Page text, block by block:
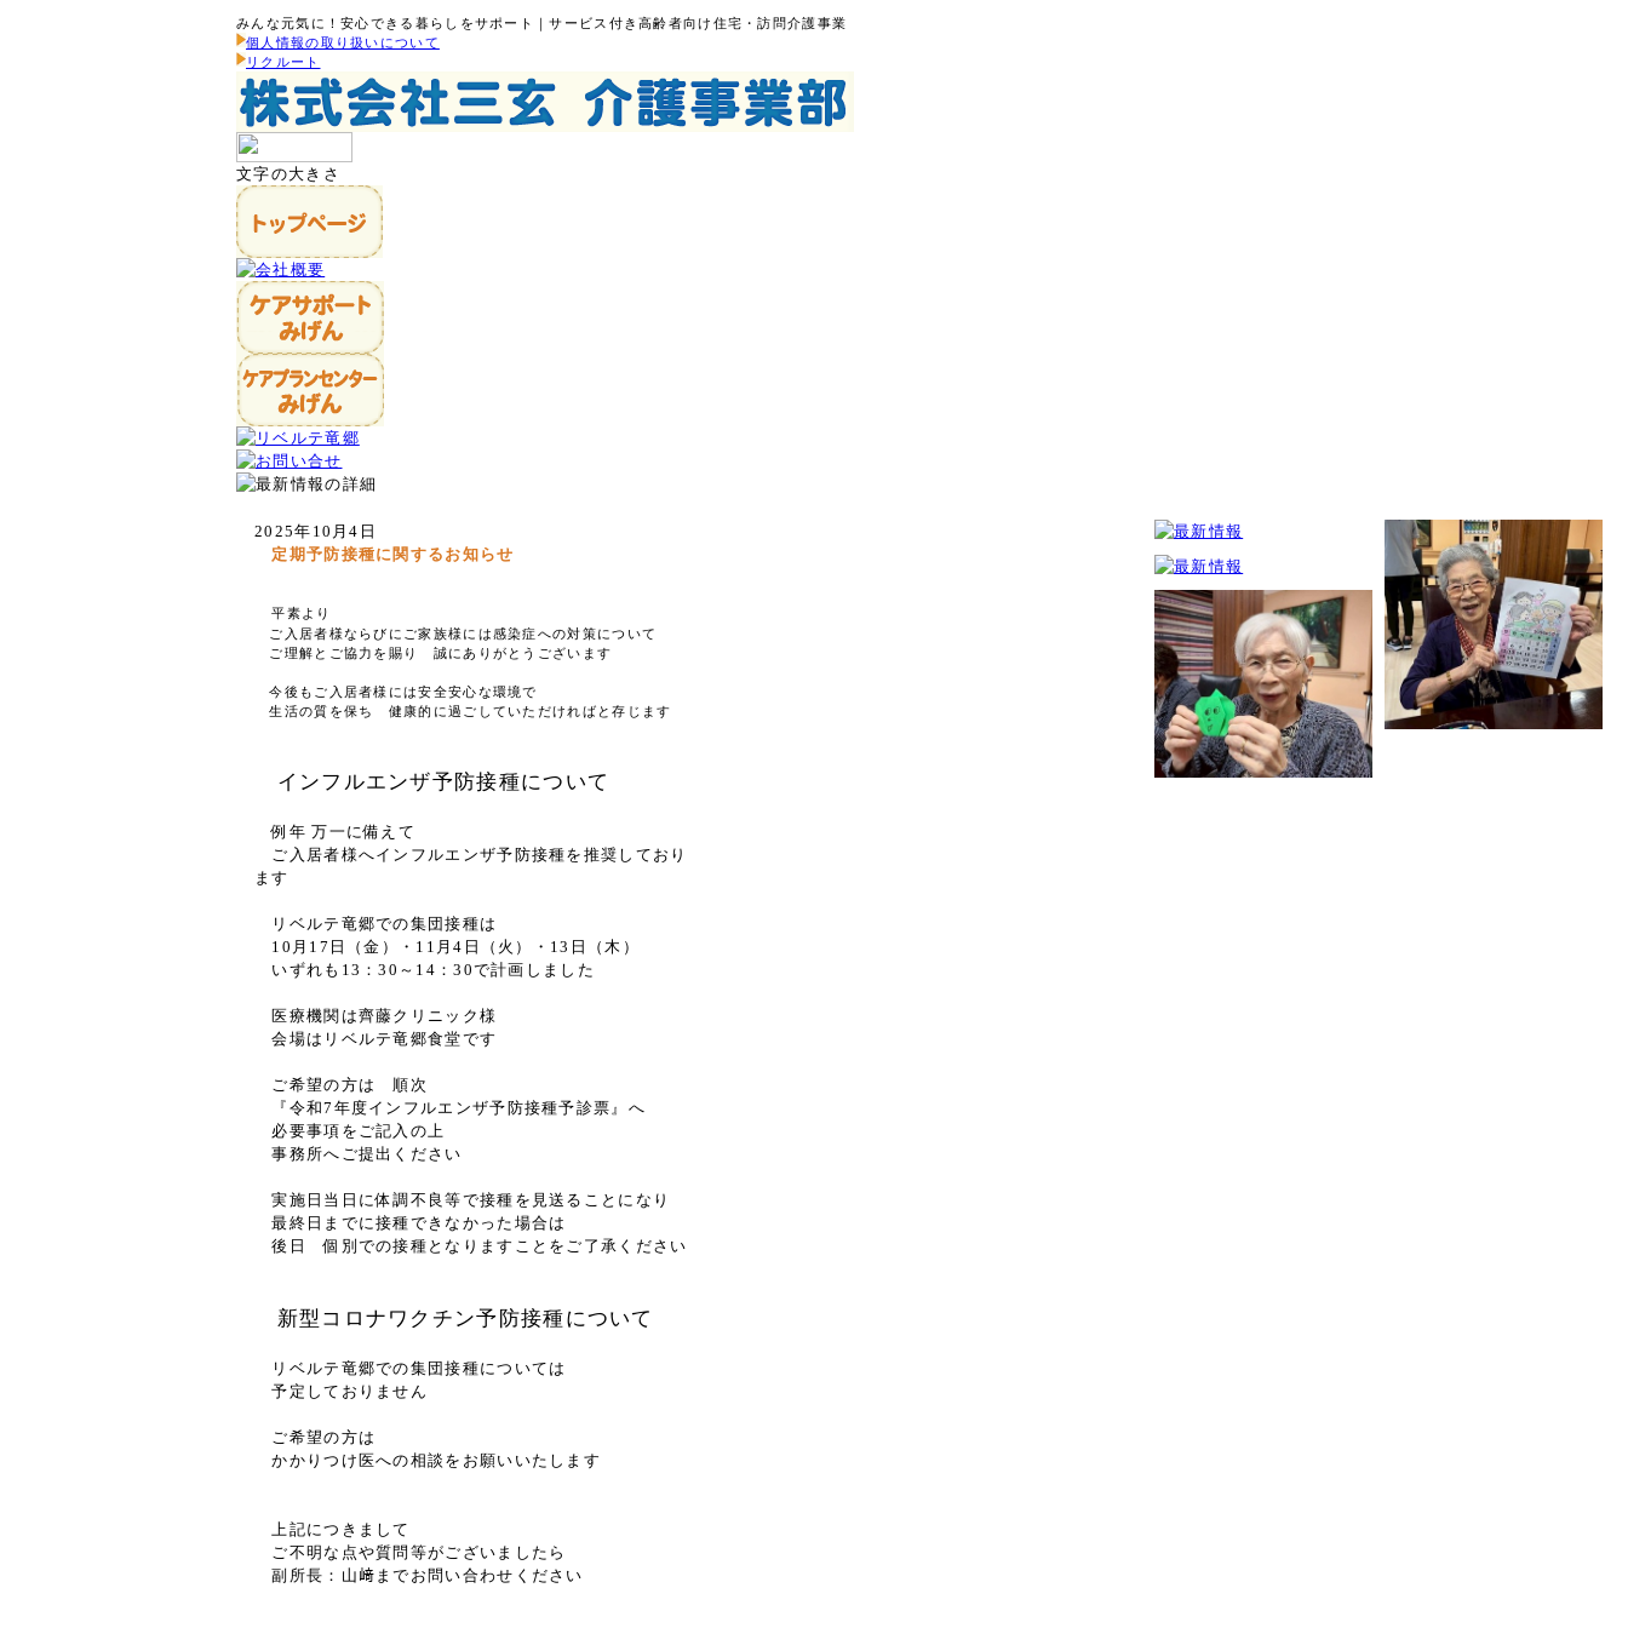
みんな元気に！安心できる暮らしをサポート｜サービス付き高齢者向け住宅・訪問介護事業
個人情報の取り扱いについて
リクルート
文字の大きさ
2025年10月4日
定期予防接種に関するお知らせ
平素より
ご入居者様ならびにご家族様には感染症への対策について
ご理解とご協力を賜り 誠にありがとうございます
今後もご入居者様には安全安心な環境で
生活の質を保ち 健康的に過ごしていただければと存じます
インフルエンザ予防接種について
例年 万一に備えて
ご入居者様へインフルエンザ予防接種を推奨しており
ます
リベルテ竜郷での集団接種は
10月17日（金）・11月4日（火）・13日（木）
いずれも13：30～14：30で計画しました
医療機関は齊藤クリニック様
会場はリベルテ竜郷食堂です
ご希望の方は 順次
『令和7年度インフルエンザ予防接種予診票』へ
必要事項をご記入の上
事務所へご提出ください
実施日当日に体調不良等で接種を見送ることになり
最終日までに接種できなかった場合は
後日 個別での接種となりますことをご了承ください
新型コロナワクチン予防接種について
リベルテ竜郷での集団接種については
予定しておりません
ご希望の方は
かかりつけ医への相談をお願いいたします
上記につきまして
ご不明な点や質問等がございましたら
副所長：山﨑までお問い合わせください